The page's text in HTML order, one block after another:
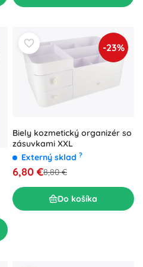
-23%
Biely kozmetický organizér so
zásuvkami XXL
Externý sklad ?
6,80 €8,80 €
Do košíka